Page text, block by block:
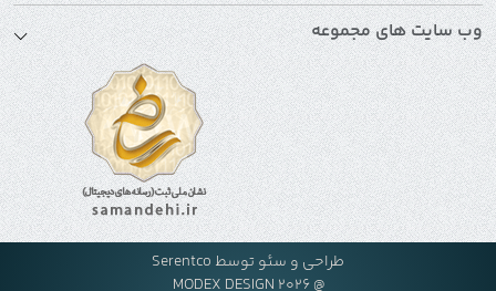
وب سایت های مجموعه
طراحی و سئو توسط Serentco
@ MODEX DESIGN 2026